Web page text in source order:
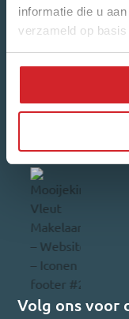
informatie die u
verzameld op
Inschrijven
Reviews
540
Volg ons voor